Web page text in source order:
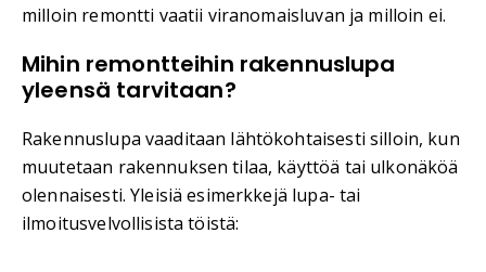
milloin remontti vaatii viranomaisluvan ja milloin ei.
Mihin remontteihin rakennuslupa
yleensä tarvitaan?
Rakennuslupa vaaditaan lähtökohtaisesti silloin, kun
muutetaan rakennuksen tilaa, käyttöä tai ulkonäköä
olennaisesti. Yleisiä esimerkkejä lupa- tai
ilmoitusvelvollisista töistä: